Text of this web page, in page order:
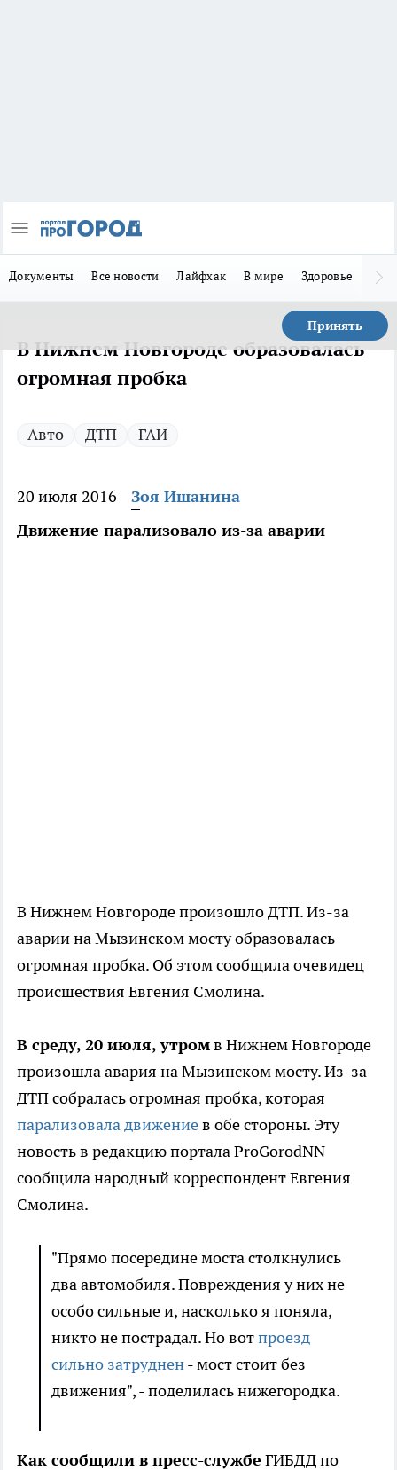
Документы Все новости Лайфхак В мире Здоровье
Принять
В Нижнем Новгороде образовалась
огромная пробка
Авто ДТП ГАИ
20 июля 2016
Зоя Ишанина
Движение парализовало из-за аварии
В Нижнем Новгороде произошло ДТП. Из-за
аварии на Мызинском мосту образовалась
огромная пробка. Об этом сообщила очевидец
происшествия Евгения Смолина.
В среду, 20 июля, утромв Нижнем Новгороде
произошла авария на Мызинском мосту. Из-за
ДТП собралась огромная пробка, которая
парализовала движениев обе стороны. Эту
новость в редакцию портала ProGorodNN
сообщила народный корреспондент Евгения
Смолина.
"Прямо посередине моста столкнулись
два автомобиля. Повреждения у них не
особо сильные и, насколько я поняла,
никто не пострадал. Но вотпроезд
сильно затруднен- мост стоит без
движения", - поделилась нижегородка.
Как сообщили в пресс-службе ГИБДД по